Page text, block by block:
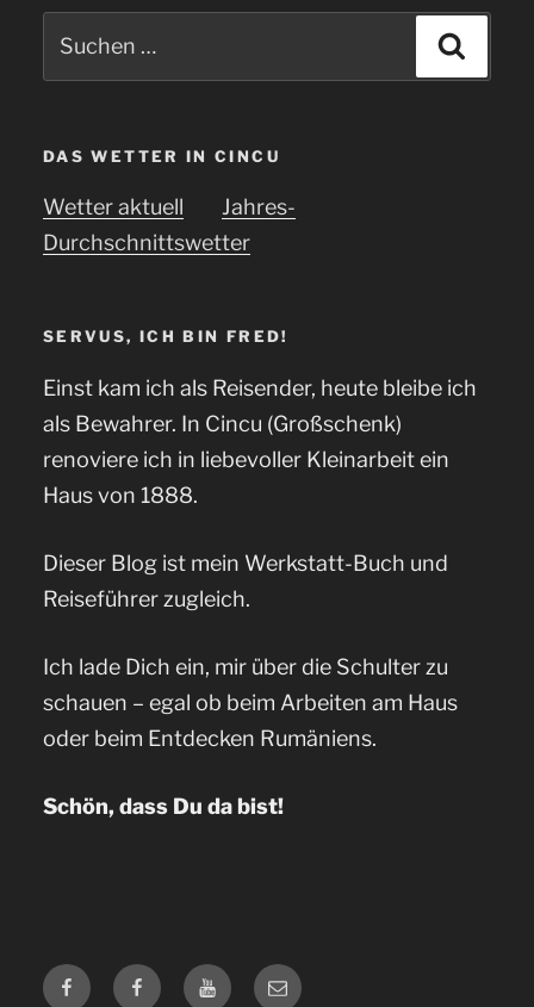
DAS WETTER IN CINCU
Wetter aktuell
Jahres-
Durchschnittswetter
SERVUS, ICH BIN FRED!
Einst kam ich als Reisender, heute bleibe ich
als Bewahrer. In Cincu (Großschenk)
renoviere ich in liebevoller Kleinarbeit ein
Haus von 1888.
Dieser Blog ist mein Werkstatt-Buch und
Reiseführer zugleich.
Ich lade Dich ein, mir über die Schulter zu
schauen – egal ob beim Arbeiten am Haus
oder beim Entdecken Rumäniens.
Schön, dass Du da bist!
FacebookFacebookYouTubeE-